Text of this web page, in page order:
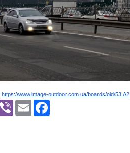
https://www.image-outdoor.com.ua/boards/oid/53.A2
Viber Email